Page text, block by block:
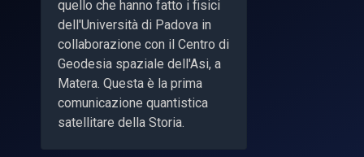
quello che hanno fatto i fisici
dell'Università di Padova in
collaborazione con il Centro di
Geodesia spaziale dell'Asi, a
Matera. Questa è la prima
comunicazione quantistica
satellitare della Storia.